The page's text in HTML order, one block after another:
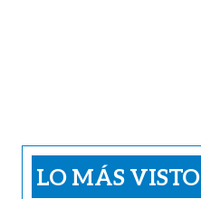
LO MÁS VISTO